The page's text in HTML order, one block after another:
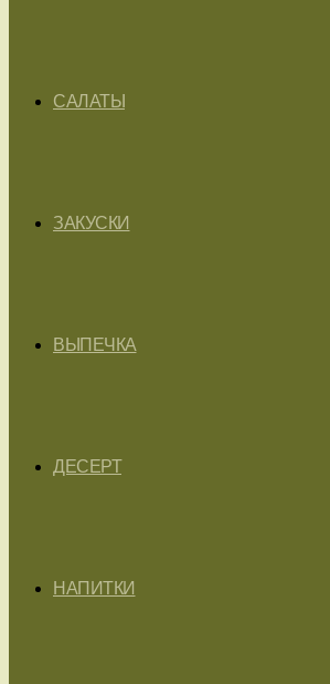
САЛАТЫ
ЗАКУСКИ
ВЫПЕЧКА
ДЕСЕРТ
НАПИТКИ